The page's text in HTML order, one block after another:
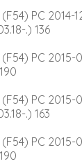
(F54) PC 2014-
.) 136
(F54) PC 2015-
(F54) PC
.) 163
(F54) PC 2015-